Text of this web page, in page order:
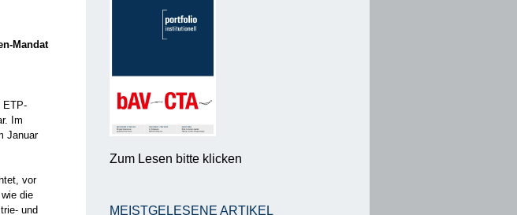
Mandat
ETP-
Im
Januar
vor
die
und
Zum Lesen bitte klicken
MEISTGELESENE ARTIKEL